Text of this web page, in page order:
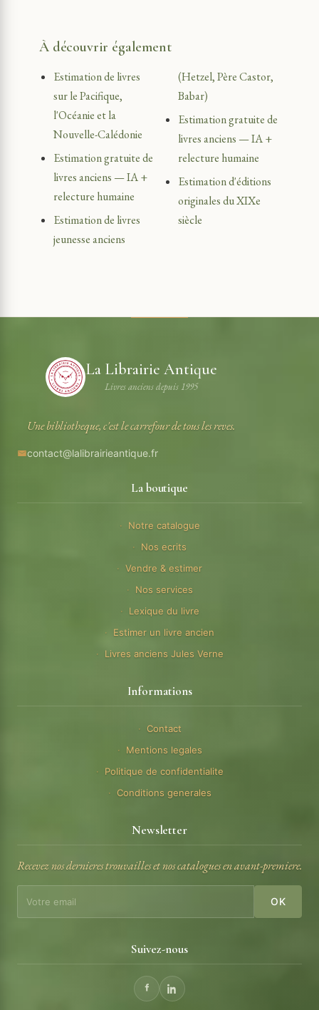
À découvrir également
Estimation de livres
sur le Pacifique,
l'Océanie et la
Nouvelle-Calédonie
Estimation gratuite de
livres anciens — IA +
relecture humaine
Estimation de livres
jeunesse anciens
(Hetzel, Père Castor,
Babar)
Estimation gratuite de
livres anciens — IA +
relecture humaine
Estimation d'éditions
originales du XIXe
siècle
La Librairie Antique
Livres anciens depuis 1995
Une bibliotheque, c'est le carrefour de tous les reves.
contact@lalibrairieantique.fr
La boutique
Notre catalogue
Nos ecrits
Vendre & estimer
Nos services
Lexique du livre
Estimer un livre ancien
Livres anciens Jules Verne
Informations
Contact
Mentions legales
Politique de confidentialite
Conditions generales
Newsletter
Recevez nos dernieres trouvailles et nos catalogues en avant-premiere.
OK
Suivez-nous